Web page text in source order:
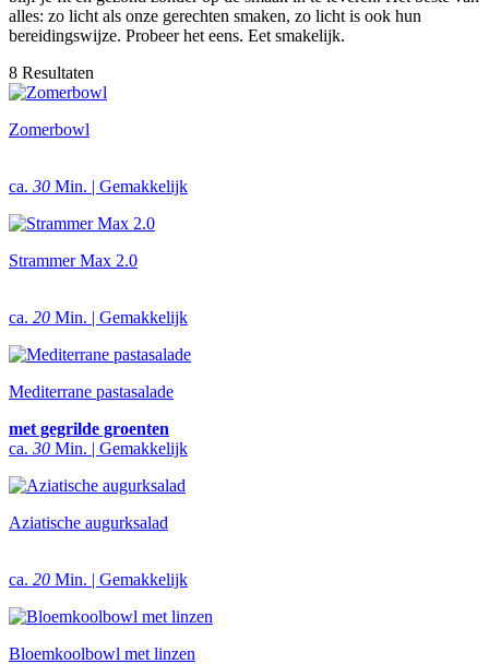
alles: zo licht als onze gerechten smaken, zo licht is ook hun
bereidingswijze. Probeer het eens. Eet smakelijk.
8 Resultaten
Zomerbowl
ca. 30 Min. | Gemakkelijk
Strammer Max 2.0
ca. 20 Min. | Gemakkelijk
Mediterrane pastasalade
met gegrilde groenten
ca. 30 Min. | Gemakkelijk
Aziatische augurksalad
ca. 20 Min. | Gemakkelijk
Bloemkoolbowl met linzen